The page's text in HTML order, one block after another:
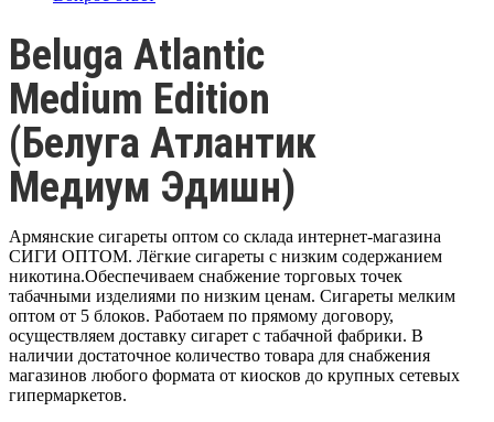
Beluga Atlantic
Medium Edition
(Белуга Атлантик
Медиум Эдишн)
Армянские сигареты оптом со склада интернет-магазина
СИГИ ОПТОМ. Лёгкие сигареты с низким содержанием
никотина.Обеспечиваем снабжение торговых точек
табачными изделиями по низким ценам. Сигареты мелким
оптом от 5 блоков. Работаем по прямому договору,
осуществляем доставку сигарет с табачной фабрики. В
наличии достаточное количество товара для снабжения
магазинов любого формата от киосков до крупных сетевых
гипермаркетов.